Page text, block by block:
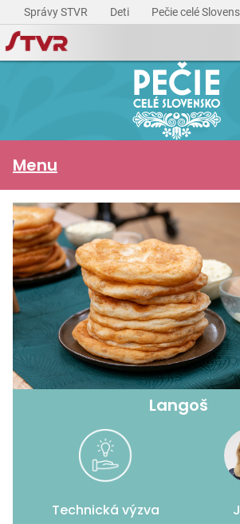
Správy STVR Deti Pečie celé
Menu
Langoš
Technická výzva